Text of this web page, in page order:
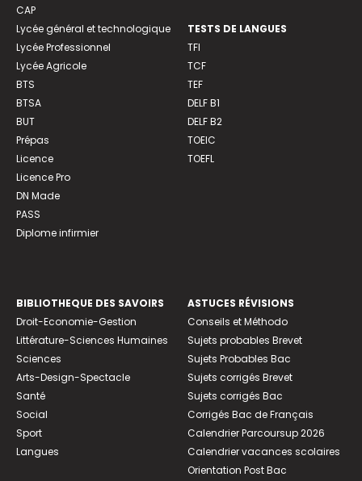
CAP
Lycée général et technologique
Lycée Professionnel
Lycée Agricole
BTS
BTSA
BUT
Prépas
Licence
Licence Pro
DN Made
PASS
Diplome infirmier
TESTS DE LANGUES
TFI
TCF
TEF
DELF B1
DELF B2
TOEIC
TOEFL
BIBLIOTHEQUE DES SAVOIRS
Droit-Economie-Gestion
Littérature-Sciences Humaines
Sciences
Arts-Design-Spectacle
Santé
Social
Sport
Langues
ASTUCES RÉVISIONS
Conseils et Méthodo
Sujets probables Brevet
Sujets Probables Bac
Sujets corrigés Brevet
Sujets corrigés Bac
Corrigés Bac de Français
Calendrier Parcoursup 2026
Calendrier vacances scolaires
Orientation Post Bac